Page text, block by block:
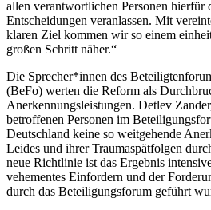
allen verantwortlichen Personen hierfür
Entscheidungen veranlassen. Mit
klaren Ziel kommen wir so einem
großen Schritt näher.“
Die Sprecher*innen des
(BeFo) werten die Reform als
Anerkennungsleistungen. Detlev
betroffenen Personen im
Deutschland keine so weitgehende
Leides und ihrer Traumaspätfolgen
neue Richtlinie ist das Ergebnis
vehementes Einfordern und der
durch das Beteiligungsforum geführt